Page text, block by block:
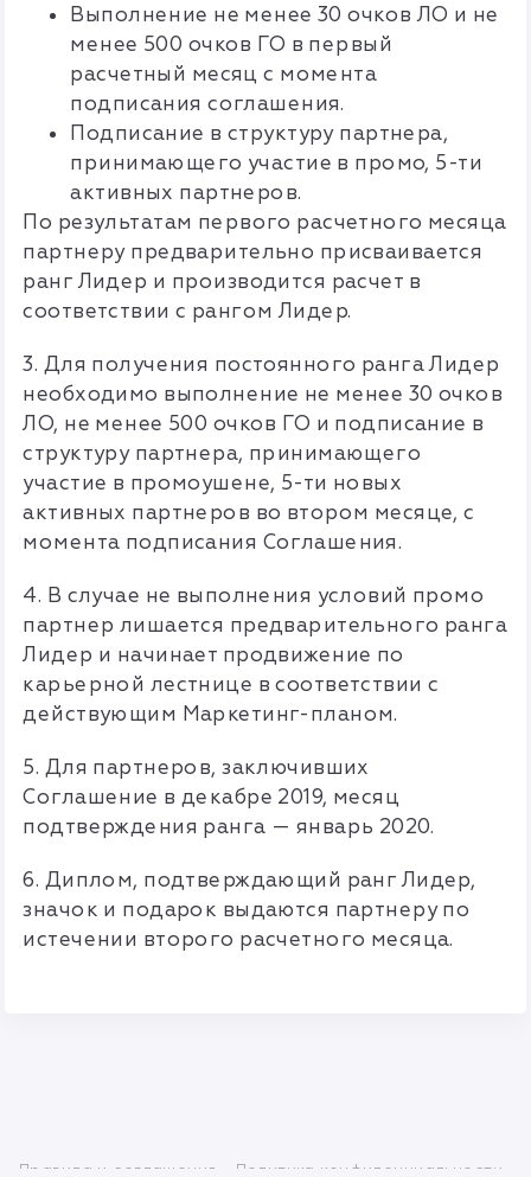
Выполнение не менее 30 очков ЛО и не
менее 500 очков ГО в первый
расчетный месяц с момента
подписания соглашения.
Подписание в структуру партнера,
принимающего участие в промо, 5-ти
активных партнеров.
По результатам первого расчетного месяца
партнеру предварительно присваивается
ранг Лидер и производится расчет в
соответствии с рангом Лидер.
3. Для получения постоянного ранга Лидер
необходимо выполнение не менее 30 очков
ЛО, не менее 500 очков ГО и подписание в
структуру партнера, принимающего
участие в промоушене, 5-ти новых
активных партнеров во втором месяце, с
момента подписания Соглашения.
4. В случае не выполнения условий промо
партнер лишается предварительного ранга
Лидер и начинает продвижение по
карьерной лестнице в соответствии с
действующим Маркетинг-планом.
5. Для партнеров, заключивших
Соглашение в декабре 2019, месяц
подтверждения ранга — январь 2020.
6. Диплом, подтверждающий ранг Лидер,
значок и подарок выдаются партнеру по
истечении второго расчетного месяца.
Правила и соглашения Политика конфиденциальности